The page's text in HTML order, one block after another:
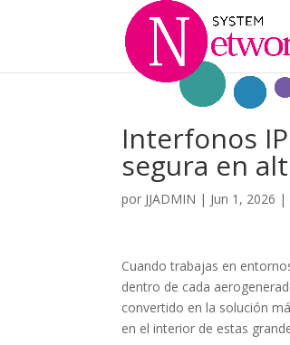
Interfonos
segura en
por JJADMIN | Jun 1, 2026 |
Cuando trabajas en
dentro de cada
convertido en la solución
en el interior de estas